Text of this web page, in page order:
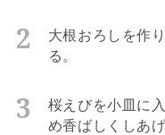
大根おろしを作
る。
桜えびを小皿に
め香ばしくしあ